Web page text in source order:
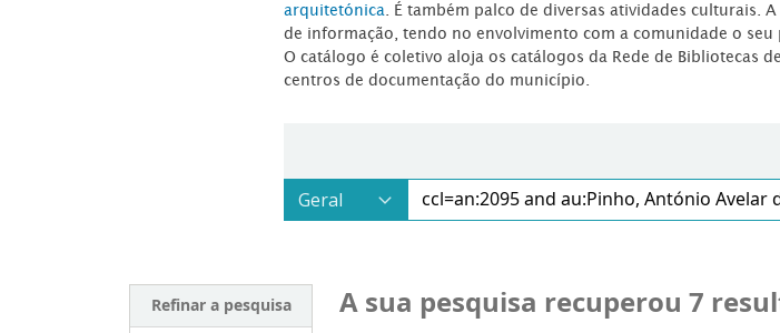
arquitetónica . É também palco de diversas atividades culturais.
de informação, tendo no envolvimento com a comunidade o seu
O catálogo é coletivo aloja os catálogos da Rede de Bibliotecas
centros de documentação do município.
Refinar a pesquisa A sua pesquisa recuperou 7